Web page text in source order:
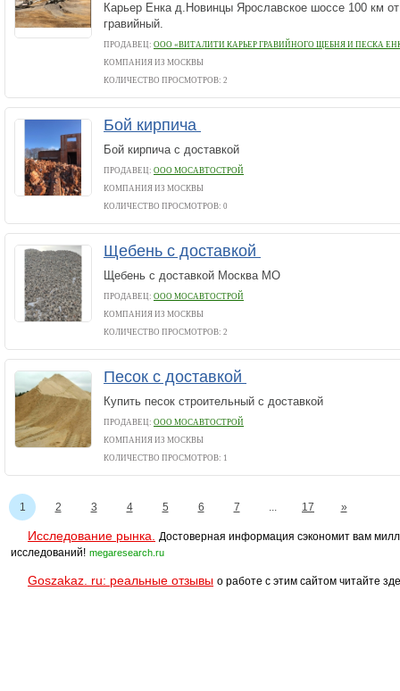
Карьер Енка д.Новинцы Ярославское шоссе 100 км
гравийный.
ПРОДАВЕЦ: ООО «ВИТАЛИТИ КАРЬЕР ГРАВИЙНОГО ЩЕБНЯ И ПЕСКА
КОМПАНИЯ ИЗ МОСКВЫ
КОЛИЧЕСТВО ПРОСМОТРОВ: 2
Бой кирпича
Бой кирпича с доставкой
ПРОДАВЕЦ: ООО МОСАВТОСТРОЙ
КОМПАНИЯ ИЗ МОСКВЫ
КОЛИЧЕСТВО ПРОСМОТРОВ: 0
Щебень с доставкой
Щебень с доставкой Москва МО
ПРОДАВЕЦ: ООО МОСАВТОСТРОЙ
КОМПАНИЯ ИЗ МОСКВЫ
КОЛИЧЕСТВО ПРОСМОТРОВ: 2
Песок с доставкой
Купить песок строительный с доставкой
ПРОДАВЕЦ: ООО МОСАВТОСТРОЙ
КОМПАНИЯ ИЗ МОСКВЫ
КОЛИЧЕСТВО ПРОСМОТРОВ: 1
1 2 3 4 5 6 7 ... 17 »
Исследование рынка.
Достоверная информация сэкономит вам
исследований! megaresearch.ru
Goszakaz. ru: реальные отзывы о работе с этим сайтом читайте